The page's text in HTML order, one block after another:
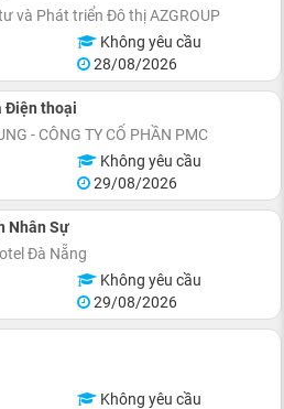
và Phát triển Đô thị AZGROUP
Không yêu cầu
28/08/2026
Điện thoại
- CÔNG TY CỔ PHẦN PMC
Không yêu cầu
29/08/2026
Nhân Sự
Đà Nẵng
Không yêu cầu
29/08/2026
Không yêu cầu